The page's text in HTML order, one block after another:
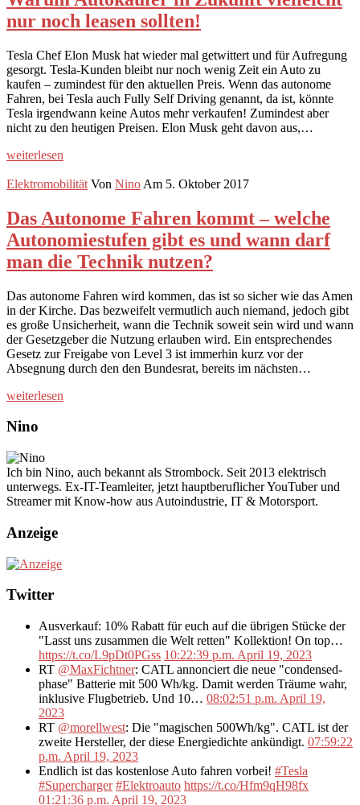
nur noch leasen sollten!
Tesla Chef Elon Musk hat wieder mal getwittert und für Aufregung
gesorgt. Tesla-Kunden bleibt nur noch wenig Zeit ein Auto zu
kaufen – zumindest für den aktuellen Preis. Wenn das autonome
Fahren, bei Tesla auch Fully Self Driving genannt, da ist, könnte
Tesla irgendwann keine Autos mehr verkaufen! Zumindest aber
nicht zu den heutigen Preisen. Elon Musk geht davon aus,…
weiterlesen
Elektromobilität Von Nino Am 5. Oktober 2017
Das Autonome Fahren kommt – welche
Autonomiestufen gibt es und wann darf
man die Technik nutzen?
Das autonome Fahren wird kommen, das ist so sicher wie das Amen
in der Kirche. Das bezweifelt vermutlich auch niemand, jedoch gibt
es große Unsicherheit, wann die Technik soweit sein wird und wann
der Gesetzgeber die Nutzung erlauben wird. Ein entsprechendes
Gesetz zur Freigabe von Level 3 ist immerhin kurz vor der
Absegnung durch den den Bundesrat, bereits im nächsten…
weiterlesen
Nino
Ich bin Nino, auch bekannt als Strombock. Seit 2013 elektrisch
unterwegs. Ex-IT-Teamleiter, jetzt hauptberuflicher YouTuber und
Streamer mit Know-how aus Autoindustrie, IT & Motorsport.
Anzeige
Twitter
Ausverkauf: 10% Rabatt für euch auf die übrigen Stücke der
"Lasst uns zusammen die Welt retten" Kollektion! On top…
https://t.co/L9pDt0PGss 10:22:39 p.m. April 19, 2023
RT @MaxFichtner: CATL annonciert die neue "condensed-
phase" Batterie mit 500 Wh/kg. Damit werden Träume wahr,
inklusive Flugbetrieb. Und 10… 08:02:51 p.m. April 19,
2023
RT @morellwest: Die "magischen 500Wh/kg". CATL ist der
zweite Hersteller, der diese Energiedichte ankündigt. 07:59:22
p.m. April 19, 2023
Endlich ist das kostenlose Auto fahren vorbei! #Tesla
#Supercharger #Elektroauto https://t.co/Hfm9qH98fx
01:21:36 p.m. April 19, 2023